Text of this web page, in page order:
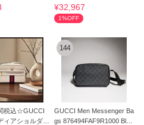
グ
¥32,967
1%OFF
税込☆GUCCI
アショルダー
144
GUCCI Men Messenger Ba
gs 876494FAF9R1000 Blac